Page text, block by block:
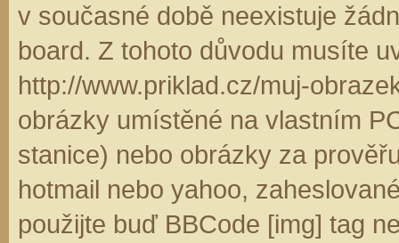
v současné době neexistuje
board. Z tohoto důvodu musíte
http://www.priklad.cz/muj-
obrázky umístěné na vlastním
stanice) nebo obrázky za
hotmail nebo yahoo,
použijte buď BBCode [img] tag